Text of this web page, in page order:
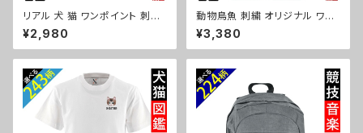
リアル 犬 猫 ワンポイント 刺繍
リュック おしゃれ 通学 バックパ
ック バッグ メンズ レディース デ
イパック ジム オリジナル ロゴ
父の日 母の日 グッズ 柄 柴犬
チワワ シーズー シュナウザー
パグ X-CLOTHES 猫図鑑 犬
図鑑 ori-a-bag21-b10-s
¥2,980
動物鳥魚 刺繍 オリジナル ワン
ポイント シンプル デイパック メ
ンズ レディース リュック ペット
ボトル 収納 雑貨 グッズ 自社ブ
ri-a-bg130-b06-s
¥3,380